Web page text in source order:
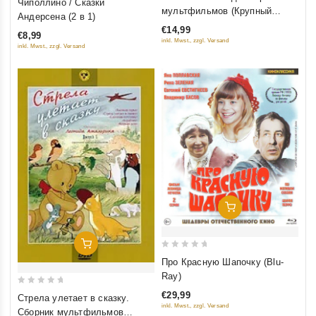
5
Чиполлино / Сказки
Андерсена (2 в 1)
€8,99
inkl. Mwst., zzgl. Versand
5
мультфильмов (Крупный
план)
€14,99
inkl. Mwst., zzgl. Versand
Добавить В Корзину
out
Стрела улетает в сказку.
Сборник мультфильмов
Добавить В Корзину
out
5
Про Красную Шапочку (Blu-
Ray)
€29,99
inkl. Mwst., zzgl. Versand